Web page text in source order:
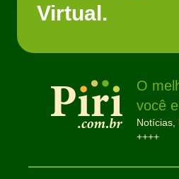
Virtual.
O
você
Notícias,
++++